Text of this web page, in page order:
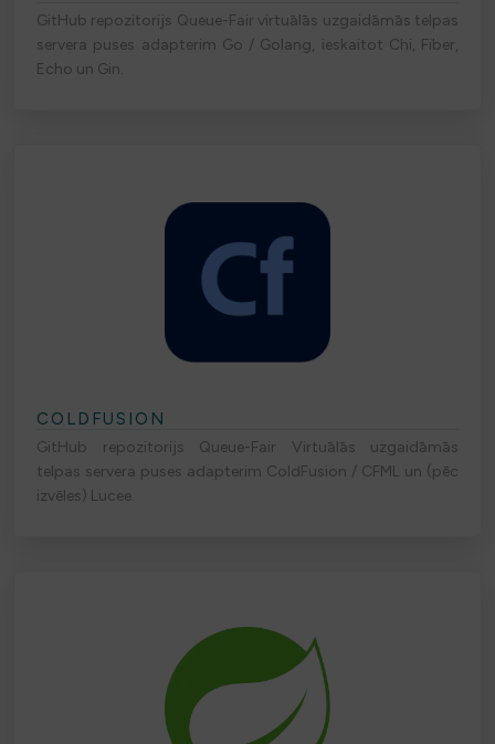
GitHub repozitorijs Queue-Fair virtuālās uzgaidāmās telpas
servera puses adapterim Go / Golang, ieskaitot Chi, Fiber,
Echo un Gin.
COLDFUSION
GitHub repozitorijs Queue-Fair Virtuālās uzgaidāmās
telpas servera puses adapterim ColdFusion / CFML un (pēc
izvēles) Lucee.